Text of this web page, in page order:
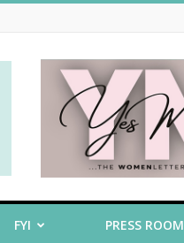
FYI PRESS ROOM